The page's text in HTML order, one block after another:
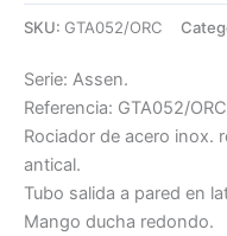
SKU: GTA052/ORC
Serie: Assen.
Referencia: GTA052/
Rociador de acero inox.
antical.
Tubo salida a pared en
Mango ducha redondo.